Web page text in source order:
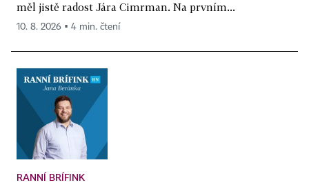
měl jistě radost Jára Cimrman. Na prvním...
10. 8. 2026 ▪ 4 min. čtení
RANNÍ BRÍFINK